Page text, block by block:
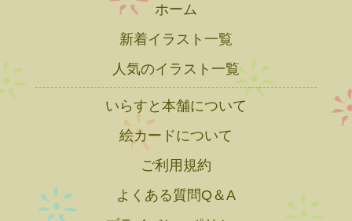
ホーム
新着イラスト一覧
人気のイラスト一覧
いらすと本舗について
絵カードについて
ご利用規約
よくある質問Q＆A